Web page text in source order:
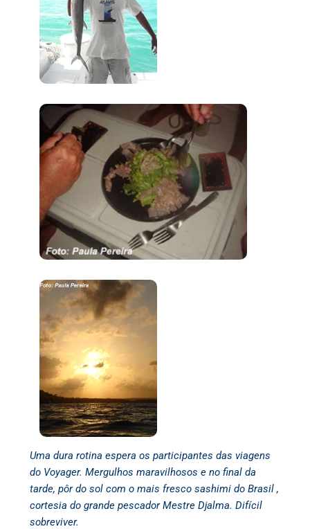
Uma dura rotina espera os participantes das viagens
do Voyager. Mergulhos maravilhosos e no final da
tarde, pôr do sol com o mais fresco sashimi do Brasil ,
cortesia do grande pescador Mestre Djalma. Difícil
sobreviver.